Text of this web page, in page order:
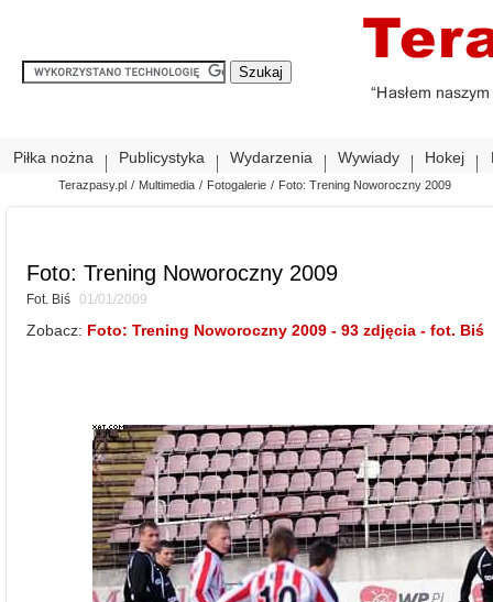
Piłka nożna Publicystyka Wydarzenia Wywiady Hokej
Terazpasy.pl / Multimedia / Fotogalerie / Foto: Trening Noworoczny 2009
Foto: Trening Noworoczny 2009
Fot. Biś 01/01/2009
Zobacz: Foto: Trening Noworoczny 2009 - 93 zdjęcia - fot. Biś